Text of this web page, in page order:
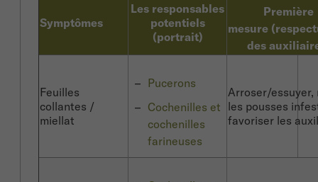
Symptômes
Les responsables
potentiels
(portrait)
Première
mesure
des
Feuilles
collantes /
miellat
Pucerons
Cochenilles et
cochenilles
farineuses
Arroser/
les pousses
favoriser les